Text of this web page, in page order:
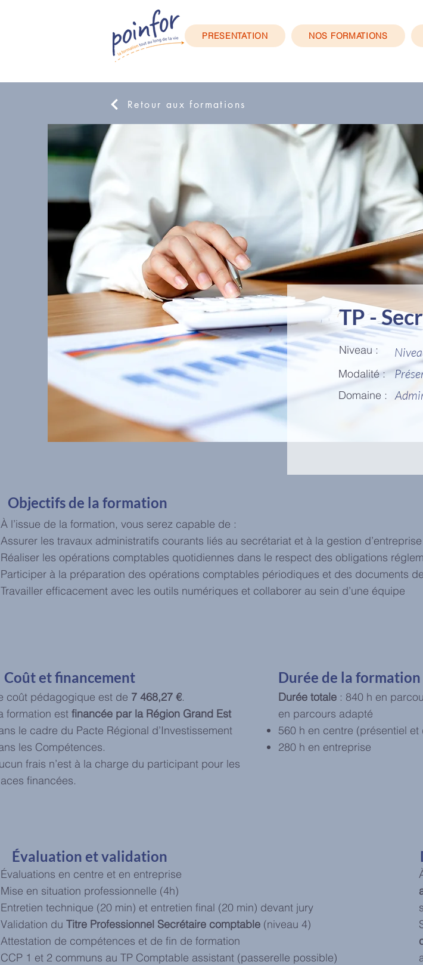
PRESENTATION NOS FORMATIONS
Retour aux formations
TP -
Niveau :
Modalité :
Domaine :
Objectifs de la formation
À l’issue de la formation, vous serez capable de :
Assurer les travaux administratifs courants liés au secrétariat et à la gestion d’entreprise
Réaliser les opérations comptables quotidiennes dans le respect des obligations
Participer à la préparation des opérations comptables périodiques et des documents
Travailler efficacement avec les outils numériques et collaborer au sein d’une équipe
Coût et financement
coût pédagogique est de 7 468,27 €.
formation est financée par la Région Grand Est
le cadre du Pacte Régional d’Investissement
les Compétences.
frais n’est à la charge du participant pour les
financées.
Durée de la formation
Durée totale : 840 h en
en parcours adapté
560 h en centre (présentiel et
280 h en entreprise
Évaluation et validation
Évaluations en centre et en entreprise
Mise en situation professionnelle (4h)
Entretien technique (20 min) et entretien final (20 min) devant jury
Validation du Titre Professionnel Secrétaire comptable (niveau 4)
Attestation de compétences et de fin de formation
CCP 1 et 2 communs au TP Comptable assistant (passerelle possible)